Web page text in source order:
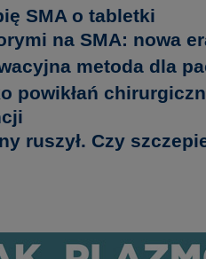
SMA o tabletki
na SMA: nowa
metoda dla
powikłań
ruszył. Czy